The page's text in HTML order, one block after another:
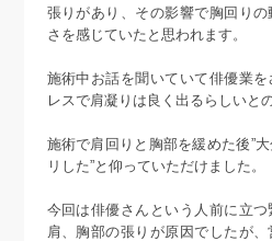
張りがあり、その影響で胸回り
さを感じていたと思われます。
施術中お話を聞いていて俳優業
レスで肩凝りは良く出るらしいとの
施術で肩回りと胸部を緩めた後”
リした”と仰っていただけました。
今回は俳優さんという人前に立
肩、胸部の張りが原因でしたが